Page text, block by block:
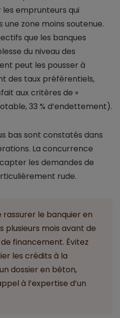
emprunteurs qui
zone moins soutenue.
que les banques
du niveau des
peut les pousser à
des taux préférentiels,
aux critères de «
33 % d’endettement).
bas sont constatés dans
La concurrence
les demandes de
rude.
rassurer le banquier en
plusieurs mois avant de
financement. Évitez
les crédits à la
dossier en béton,
à l’expertise d’un